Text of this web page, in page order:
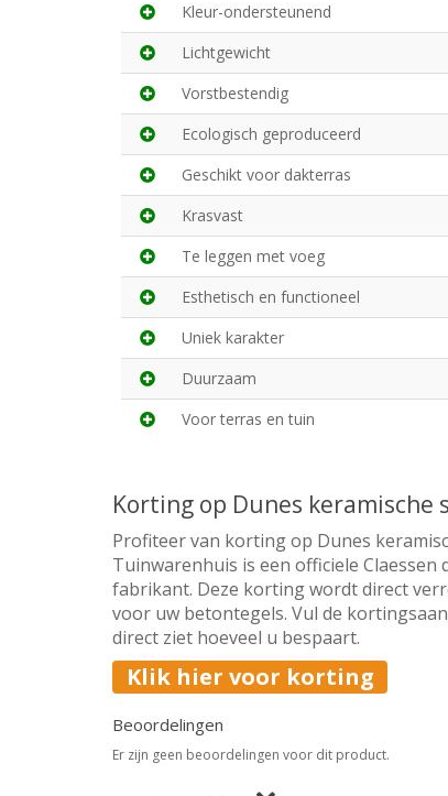
Kleur-ondersteunend
Lichtgewicht
Vorstbestendig
Ecologisch geproduceerd
Geschikt voor dakterras
Krasvast
Te leggen met voeg
Esthetisch en functioneel
Uniek karakter
Duurzaam
Voor terras en tuin
Korting op Dunes keramische
Profiteer van korting op Dunes
Tuinwarenhuis is een officiele
fabrikant. Deze korting wordt direct
voor uw betontegels. Vul de
direct ziet hoeveel u bespaart.
Klik hier voor korting
Beoordelingen
Er zijn geen beoordelingen voor dit product.